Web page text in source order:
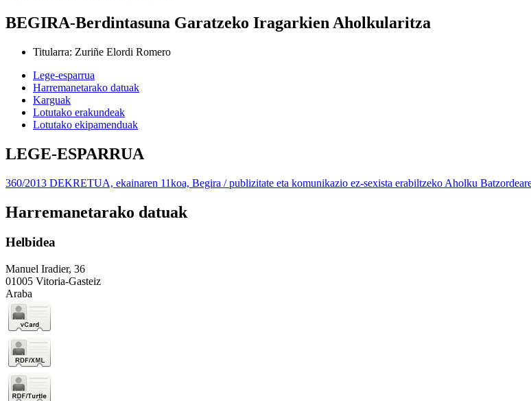
BEGIRA-Berdintasuna Garatzeko Iragarkien Aholkularitza
Titularra: Zuriñe Elordi Romero
Lege-esparrua
Harremanetarako datuak
Karguak
Lotutako erakundeak
Lotutako ekipamenduak
LEGE-ESPARRUA
360/2013 DEKRETUA, ekainaren 11koa, Begira / publizitate eta komunikazio ez-sexista erabiltzeko Aholku
Harremanetarako datuak
Helbidea
Manuel Iradier, 36
01005 Vitoria-Gasteiz
Araba